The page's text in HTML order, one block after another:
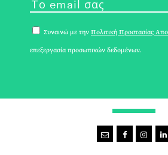
Συναινώ με την Πολιτική Προστασίας
επεξεργασία προσωπικών δεδομένων.